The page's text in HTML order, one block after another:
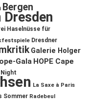
Bergen
Haselnüsse für
Dresdner
Galerie Holger
Gala HOPE Cape
Night
La Saxe à Paris
Sommer Radebeul